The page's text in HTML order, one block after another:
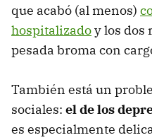
que acabó (al menos)
hospitalizadoy los dos
pesada broma con
También está un
sociales: el de los
es especialmente